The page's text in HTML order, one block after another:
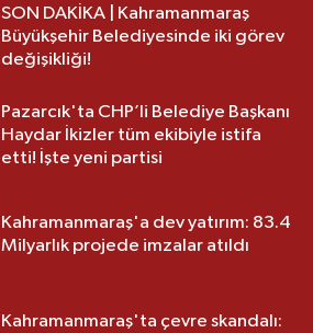
SON DAKİKA | Kahramanmaraş
Büyükşehir Belediyesinde iki görev
değişikliği!
Pazarcık'ta CHP’li Belediye Başkanı
Haydar İkizler tüm ekibiyle istifa
etti! İşte yeni partisi
Kahramanmaraş'a dev yatırım: 83.4
Milyarlık projede imzalar atıldı
Kahramanmaraş'ta çevre skandalı: